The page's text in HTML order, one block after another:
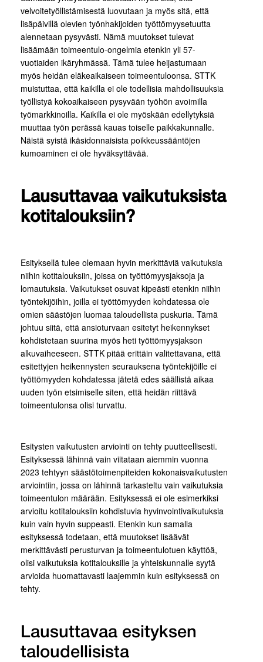
velvoitetyöllistämisestä luovutaan ja myös sitä, että
lisäpäivillä olevien työnhakijoiden työttömyysetuutta
alennetaan pysyvästi. Nämä muutokset tulevat
lisäämään toimeentulo-ongelmia etenkin yli 57-
vuotiaiden ikäryhmässä. Tämä tulee heijastumaan
myös heidän eläkeaikaiseen toimeentuloonsa. STTK
muistuttaa, että kaikilla ei ole todellisia mahdollisuuksia
työllistyä kokoaikaiseen pysyvään työhön avoimilla
työmarkkinoilla. Kaikilla ei ole myöskään edellytyksiä
muuttaa työn perässä kauas toiselle paikkakunnalle.
Näistä syistä ikäsidonnaisista poikkeussääntöjen
kumoaminen ei ole hyväksyttävää.
Lausuttavaa vaikutuksista
kotitalouksiin?
Esityksellä tulee olemaan hyvin merkittäviä vaikutuksia
niihin kotitalouksiin, joissa on työttömyysjaksoja ja
lomautuksia. Vaikutukset osuvat kipeästi etenkin niihin
työntekijöihin, joilla ei työttömyyden kohdatessa ole
omien säästöjen luomaa taloudellista puskuria. Tämä
johtuu siitä, että ansioturvaan esitetyt heikennykset
kohdistetaan suurina myös heti työttömyysjakson
alkuvaiheeseen. STTK pitää erittäin valitettavana, että
esitettyjen heikennysten seurauksena työntekijöille ei
työttömyyden kohdatessa jätetä edes säällistä aikaa
uuden työn etsimiselle siten, että heidän riittävä
toimeentulonsa olisi turvattu.
Esitysten vaikutusten arviointi on tehty puutteellisesti.
Esityksessä lähinnä vain viitataan aiemmin vuonna
2023 tehtyyn säästötoimenpiteiden kokonaisvaikutusten
arviointiin, jossa on lähinnä tarkasteltu vain vaikutuksia
toimeentulon määrään. Esityksessä ei ole esimerkiksi
arvioitu kotitalouksiin kohdistuvia hyvinvointivaikutuksia
kuin vain hyvin suppeasti. Etenkin kun samalla
esityksessä todetaan, että muutokset lisäävät
merkittävästi perusturvan ja toimeentulotuen käyttöä,
olisi vaikutuksia kotitalouksille ja yhteiskunnalle syytä
arvioida huomattavasti laajemmin kuin esityksessä on
tehty.
Lausuttavaa esityksen
taloudellisista